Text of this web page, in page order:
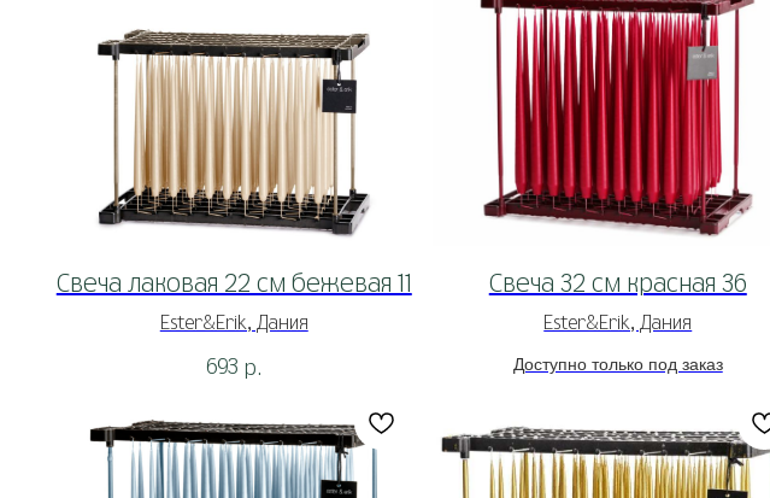
Свеча лаковая 22 см бежевая 11
Ester&Erik, Дания
693 р.
Свеча 32 см красная 36
Ester&Erik, Дания